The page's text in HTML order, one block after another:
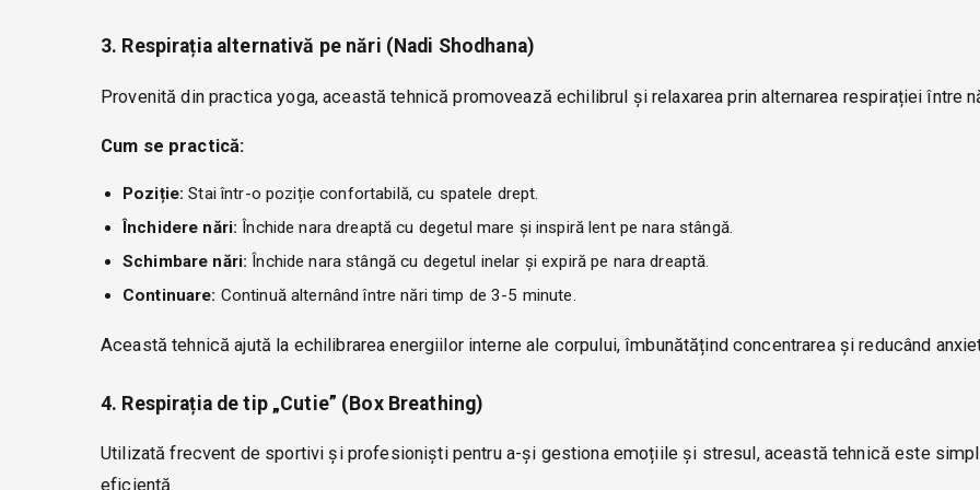
3. Respirația alternativă pe nări (Nadi Shodhana)
Provenită din practica yoga, această tehnică promovează echilibrul și relaxarea prin alternarea respirației între
Cum se practică:
Poziție: Stai într-o poziție confortabilă, cu spatele drept.
Închidere nări: Închide nara dreaptă cu degetul mare și inspiră lent pe nara stângă.
Schimbare nări: Închide nara stângă cu degetul inelar și expiră pe nara dreaptă.
Continuare: Continuă alternând între nări timp de 3-5 minute.
Această tehnică ajută la echilibrarea energiilor interne ale corpului, îmbunătățind concentrarea și reducând
4. Respirația de tip „Cutie” (Box Breathing)
Utilizată frecvent de sportivi și profesioniști pentru a-și gestiona emoțiile și stresul, această tehnică este
eficientă.